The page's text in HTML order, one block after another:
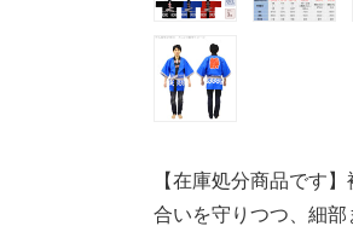
【在庫処分商品です
合いを守りつつ、細部